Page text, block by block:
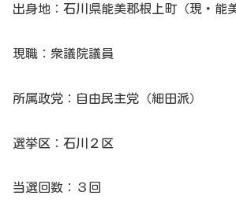
出身地：石川県能美郡根上町（現・能
現職：衆議院議員
所属政党：自由民主党（細田派）
選挙区：石川２区
当選回数：３回